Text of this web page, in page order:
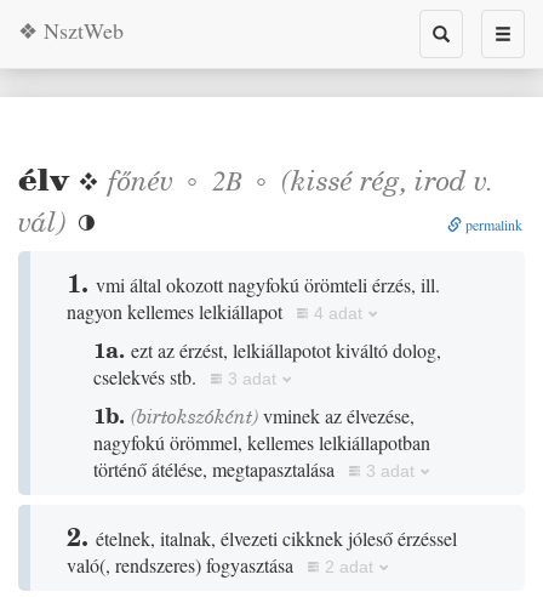
Toggle
search
❖ NsztWeb
élv❖ főnév ◦ 2B ◦ (kissérég, irodv.
vál)  permalink
1. vmi által okozott nagyfokú örömteli érzés, ill.
nagyon kellemes lelkiállapot
4 adat
1a. ezt az érzést, lelkiállapotot kiváltó dolog,
cselekvés stb.
3 adat
1b. (birtokszóként)vminek az élvezése,
nagyfokú örömmel, kellemes lelkiállapotban
történő átélése, megtapasztalása
3 adat
2. ételnek, italnak, élvezeti cikknek jóleső érzéssel
való(, rendszeres)fogyasztása 2 adat